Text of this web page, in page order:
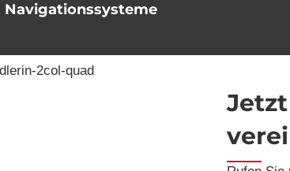
Navigations­systeme